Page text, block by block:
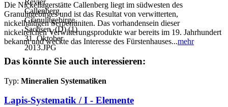
Die Nickellagerstätte Callenberg liegt im südwesten des
Granulitgebirges und ist das Resultat von verwitterten,
nickelhaltigen Serpentiniten. Das vorhandensein dieser
nickelreichen Verwitterungsprodukte war bereits im 19. Jahrhundert
bekannt und weckte das Interesse des Fürstenhauses...mehr
Das könnte Sie auch interessieren:
Typ: Mineralien Systematiken
Lapis-Systematik / I - Elemente